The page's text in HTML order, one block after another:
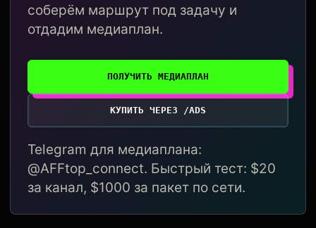
соберём маршрут под задачу и
отдадим медиаплан.
ПОЛУЧИТЬ МЕДИАПЛАН
КУПИТЬ ЧЕРЕЗ /ADS
Telegram для медиаплана:
@AFFtop_connect. Быстрый тест: $20
за канал, $1000 за пакет по сети.